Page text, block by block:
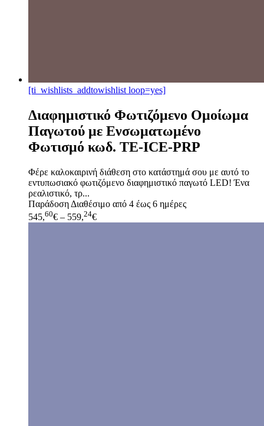
[ti_wishlists_addtowishlist loop=yes]
Διαφημιστικό Φωτιζόμενο Ομοίωμα
Παγωτού με Ενσωματωμένο
Φωτισμό κωδ. ΤΕ-ICE-PRP
Φέρε καλοκαιρινή διάθεση στο κατάστημά σου με αυτό το
εντυπωσιακό φωτιζόμενο διαφημιστικό παγωτό LED! Ένα
ρεαλιστικό, τρ...
Παράδοση Διαθέσιμο από 4 έως 6 ημέρες
545,60€ – 559,24€